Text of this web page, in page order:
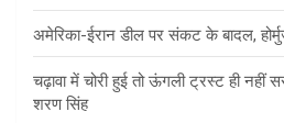
अमेरिका-ईरान डील पर संकट के बादल,
चढ़ावा में चोरी हुई तो ऊंगली ट्रस्ट ही
शरण सिंह